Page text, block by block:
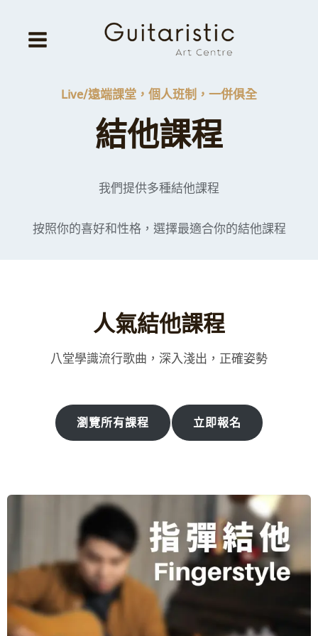
content
Live/遠端課堂，個人班制，一併俱全
結他課程
我們提供多種結他課程
按照你的喜好和性格，選擇最適合你的結他課程
人氣結他課程
八堂學識流行歌曲，深入淺出，正確姿勢
瀏覽所有課程 立即報名